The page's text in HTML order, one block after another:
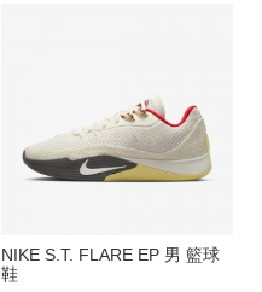
NIKE S.T. FLARE EP 男 籃球
鞋